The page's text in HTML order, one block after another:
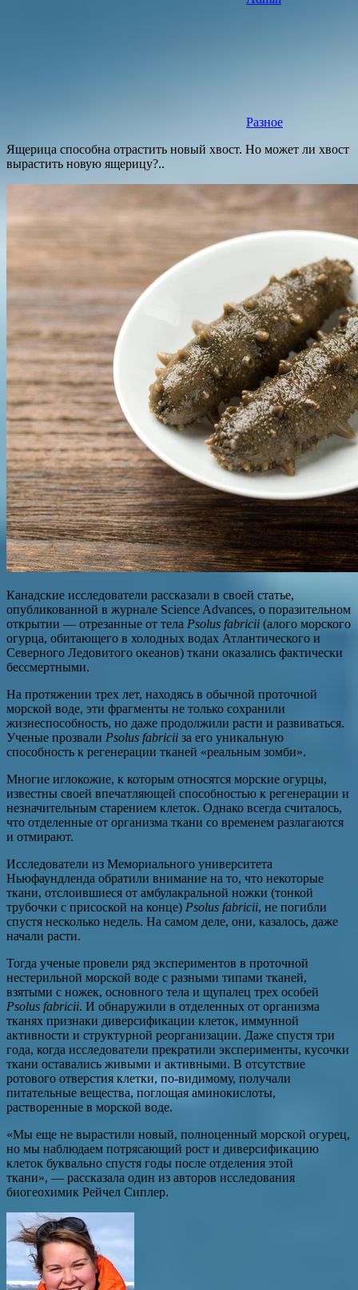
Разное
Ящерица способна отрастить новый хвост. Но может ли хвост
вырастить новую ящерицу?..
Канадские исследователи рассказали в своей статье,
опубликованной в журнале Science Advances, о поразительном
открытии — отрезанные от тела Psolus fabricii (алого морского
огурца, обитающего в холодных водах Атлантического и
Северного Ледовитого океанов) ткани оказались фактически
бессмертными.
На протяжении трех лет, находясь в обычной проточной
морской воде, эти фрагменты не только сохранили
жизнеспособность, но даже продолжили расти и развиваться.
Ученые прозвали Psolus fabricii за его уникальную
способность к регенерации тканей «реальным зомби».
Многие иглокожие, к которым относятся морские огурцы,
известны своей впечатляющей способностью к регенерации и
незначительным старением клеток. Однако всегда считалось,
что отделенные от организма ткани со временем разлагаются
и отмирают.
Исследователи из Мемориального университета
Ньюфаундленда обратили внимание на то, что некоторые
ткани, отслоившиеся от амбулакральной ножки (тонкой
трубочки с присоской на конце) Psolus fabricii, не погибли
спустя несколько недель. На самом деле, они, казалось, даже
начали расти.
Тогда ученые провели ряд экспериментов в проточной
нестерильной морской воде с разными типами тканей,
взятыми с ножек, основного тела и щупалец трех особей
Psolus fabricii. И обнаружили в отделенных от организма
тканях признаки диверсификации клеток, иммунной
активности и структурной реорганизации. Даже спустя три
года, когда исследователи прекратили эксперименты, кусочки
ткани оставались живыми и активными. В отсутствие
ротового отверстия клетки, по-видимому, получали
питательные вещества, поглощая аминокислоты,
растворенные в морской воде.
«Мы еще не вырастили новый, полноценный морской огурец,
но мы наблюдаем потрясающий рост и диверсификацию
клеток буквально спустя годы после отделения этой
ткани», — рассказала один из авторов исследования
биогеохимик Рейчел Сиплер.